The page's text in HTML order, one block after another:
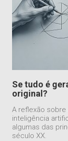
Se tudo é
original?
A reflexão sobre
inteligência
algumas das
século XX.